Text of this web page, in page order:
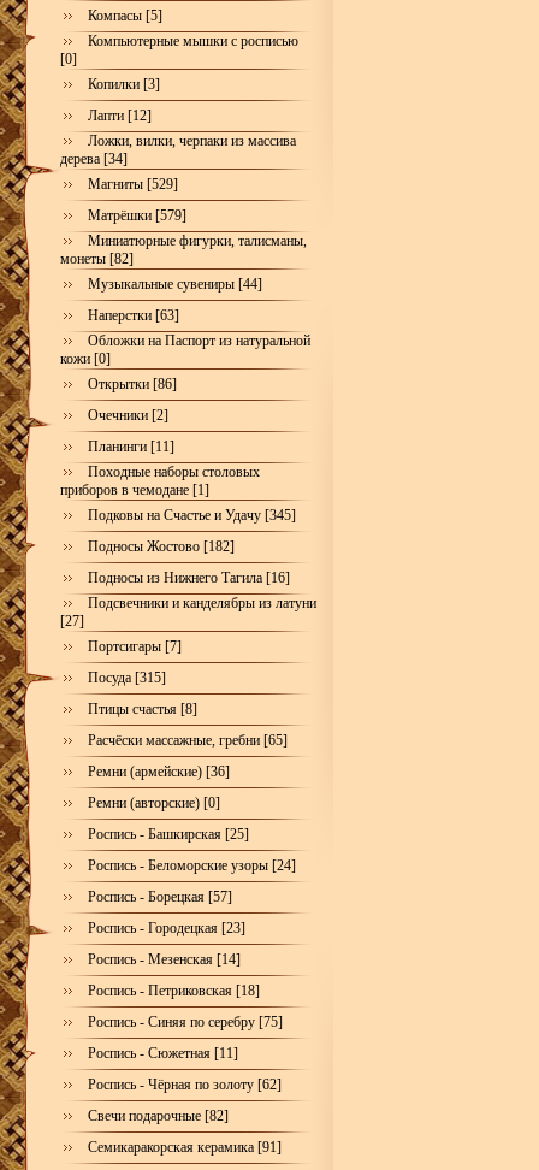
Компасы [5]
Компьютерные мышки с росписью
[0]
Копилки [3]
Лапти [12]
Ложки, вилки, черпаки из массива
дерева [34]
Магниты [529]
Матрёшки [579]
Миниатюрные фигурки, талисманы,
монеты [82]
Музыкальные сувениры [44]
Наперстки [63]
Обложки на Паспорт из натуральной
кожи [0]
Открытки [86]
Очечники [2]
Планинги [11]
Походные наборы столовых
приборов в чемодане [1]
Подковы на Счастье и Удачу [345]
Подносы Жостово [182]
Подносы из Нижнего Тагила [16]
Подсвечники и канделябры из латуни
[27]
Портсигары [7]
Посуда [315]
Птицы счастья [8]
Расчёски массажные, гребни [65]
Ремни (армейские) [36]
Ремни (авторские) [0]
Роспись - Башкирская [25]
Роспись - Беломорские узоры [24]
Роспись - Борецкая [57]
Роспись - Городецкая [23]
Роспись - Мезенская [14]
Роспись - Петриковская [18]
Роспись - Синяя по серебру [75]
Роспись - Сюжетная [11]
Роспись - Чёрная по золоту [62]
Свечи подарочные [82]
Семикаракорская керамика [91]